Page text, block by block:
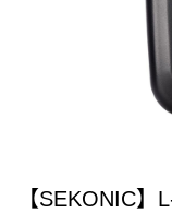
【SEKONIC